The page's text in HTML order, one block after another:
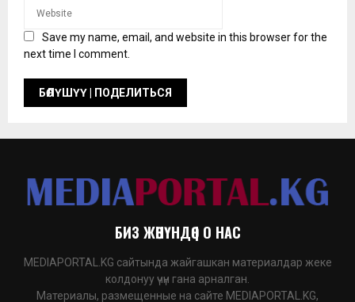
Save my name, email, and website in this browser for the
next time I comment.
БИЗ ЖӨНҮНДӨ | О НАС
MEDIAPORTAL.KG сайтында жайгашкан материалдар жеке
колдонуу үчүн гана арналган.
Материалы, размещенные на сайте MEDIAPORTAL.KG,